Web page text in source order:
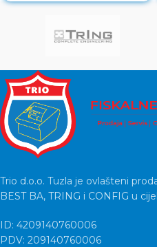
Trio d.o.o. Tuzla je ovlašteni
BEST BA, TRING i CONFIG u
ID: 4209140760006
PDV: 209140760006